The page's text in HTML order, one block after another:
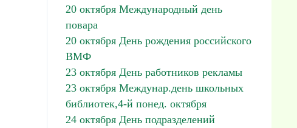
20 октября Международный день
повара
20 октября День рождения российского
ВМФ
23 октября День работников рекламы
23 октября Междунар.день школьных
библиотек,4-й понед. октября
24 октября День подразделений